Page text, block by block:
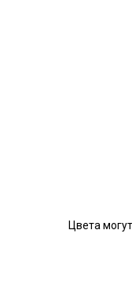
Цвета